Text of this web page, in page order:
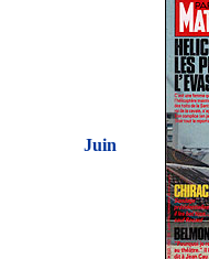
Juin